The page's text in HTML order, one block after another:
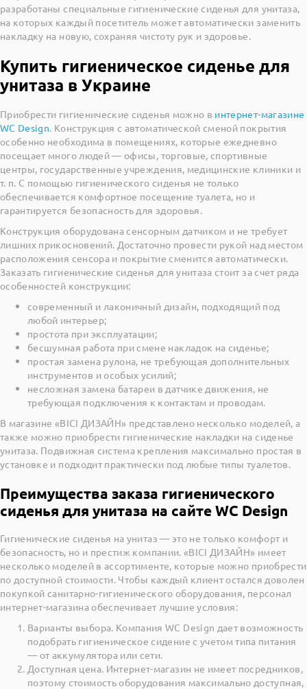
разработаны специальные гигиенические сиденья для унитаза,
на которых каждый посетитель может автоматически заменить
накладку на новую, сохраняя чистоту рук и здоровье.
Купить гигиеническое сиденье для
унитаза в Украине
Приобрести гигиенические сиденья можно в интернет-магазине
WC Design. Конструкция с автоматической сменой покрытия
особенно необходима в помещениях, которые ежедневно
посещает много людей — офисы, торговые, спортивные
центры, государственные учреждения, медицинские клиники и
т. п. С помощью гигиенического сиденья не только
обеспечивается комфортное посещение туалета, но и
гарантируется безопасность для здоровья.
Конструкция оборудована сенсорным датчиком и не требует
лишних прикосновений. Достаточно провести рукой над местом
расположения сенсора и покрытие сменится автоматически.
Заказать гигиенические сиденья для унитаза стоит за счет ряда
особенностей конструкции:
современный и лаконичный дизайн, подходящий под
любой интерьер;
простота при эксплуатации;
бесшумная работа при смене накладок на сиденье;
простая замена рулона, не требующая дополнительных
инструментов и особых усилий;
несложная замена батареи в датчике движения, не
требующая подключения к контактам и проводам.
В магазине «ВІСІ ДИЗАЙН» представлено несколько моделей, а
также можно приобрести гигиенические накладки на сиденье
унитаза. Подвижная система крепления максимально простая в
установке и подходит практически под любые типы туалетов.
Преимущества заказа гигиенического
сиденья для унитаза на сайте WC Design
Гигиенические сиденья на унитаз — это не только комфорт и
безопасность, но и престиж компании. «ВІСІ ДИЗАЙН» имеет
несколько моделей в ассортименте, которые можно приобрести
по доступной стоимости. Чтобы каждый клиент остался доволен
покупкой санитарно-гигиенического оборудования, персонал
интернет-магазина обеспечивает лучшие условия:
Варианты выбора. Компания WC Design дает возможность
подобрать гигиеническое сидение с учетом типа питания
— от аккумулятора или сети.
Доступная цена. Интернет-магазин не имеет посредников,
поэтому стоимость оборудования максимально доступная,